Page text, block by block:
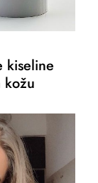
kiseline
kožu